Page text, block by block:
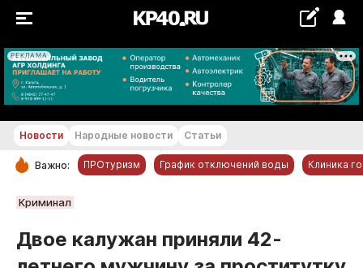
РЕКЛАМА
+21...+22 °С
РУБРИКИ
Новости компаний
Новости Народные новости Статьи
Важно: ПРОтуризм График отключений воды Клиника
Криминал
Двое калужан приняли 42-